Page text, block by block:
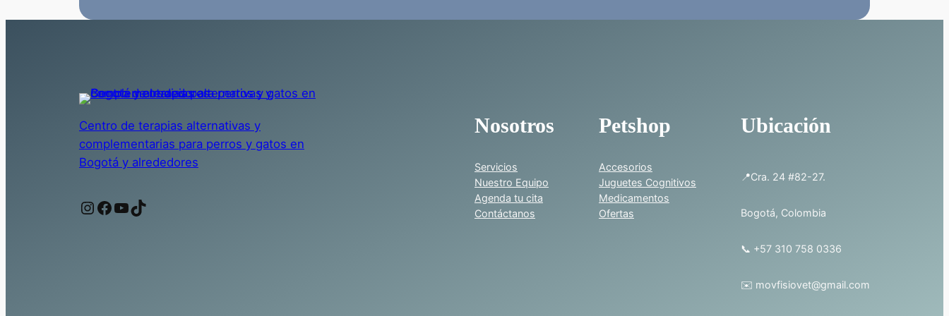
Centro de terapias alternativas y
complementarias para perros y gatos en
Bogotá y alrededores
Instagram Facebook YouTube TikTok
Nosotros
Servicios
Nuestro Equipo
Agenda tu cita
Contáctanos
Petshop
Accesorios
Juguetes Cognitivos
Medicamentos
Ofertas
Ubicación
📍Cra. 24 #82-27.
Bogotá, Colombia
📞 +57 310 758 0336
✉️ movfisiovet@gmail.com